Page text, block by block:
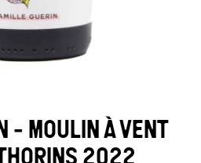
- MOULIN À VENT
2022